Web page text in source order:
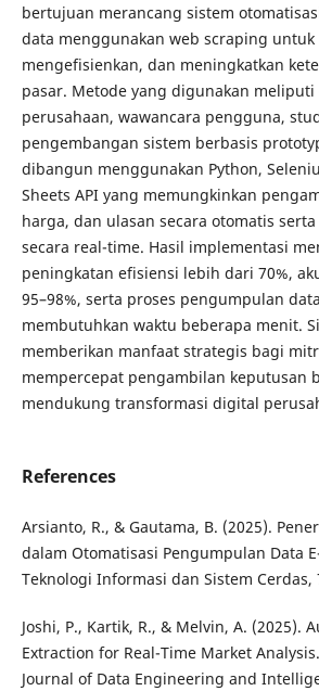
bertujuan merancang sistem
data menggunakan web scraping untuk
mengefisienkan, dan meningkatkan
pasar. Metode yang digunakan
perusahaan, wawancara pengguna,
pengembangan sistem berbasis
dibangun menggunakan Python,
Sheets API yang memungkinkan
harga, dan ulasan secara otomatis
secara real-time. Hasil implementasi
peningkatan efisiensi lebih dari 70%,
95–98%, serta proses pengumpulan
membutuhkan waktu beberapa menit.
memberikan manfaat strategis bagi
mempercepat pengambilan keputusan
mendukung transformasi digital
References
Arsianto, R., & Gautama, B. (2025).
dalam Otomatisasi Pengumpulan Data
Teknologi Informasi dan Sistem Cerdas,
Joshi, P., Kartik, R., & Melvin, A. (2025).
Extraction for Real-Time Market
Journal of Data Engineering and